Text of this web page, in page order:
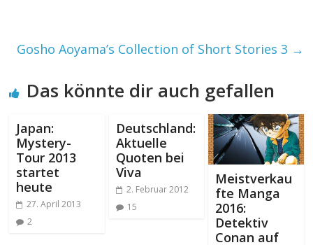
Gosho Aoyama’s Collection of Short Stories 3 →
Das könnte dir auch gefallen
Japan:
Mystery-
Tour 2013
startet
heute
27. April 2013
2
Deutschland:
Aktuelle
Quoten bei
Viva
2. Februar 2012
15
Meistverkau
fte Manga
2016:
Detektiv
Conan auf